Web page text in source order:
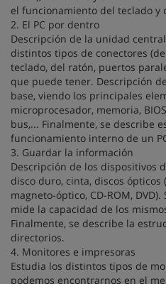
el funcionamiento del teclado y
2. El PC por dentro
Descripción de la unidad
distintos tipos de conectores
teclado, del ratón, puertos
que puede tener. Descripción
base, viendo los principales
microprocesador, memoria,
bus,... Finalmente, se describe
funcionamiento interno de un
3. Guardar la información
Descripción de los dispositivos
disco duro, cinta, discos ópticos
magneto-óptico, CD-ROM,
mide la capacidad de los
Finalmente, se describe la
directorios.
4. Monitores e impresoras
Estudia los distintos tipos de
podemos encontrarnos en el